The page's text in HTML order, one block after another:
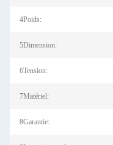
4Poids:
5Dimension:
6Tension:
7Matériel:
8Garantie: